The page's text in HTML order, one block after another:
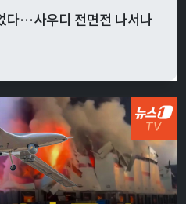
다…사우디 전면전 나서나